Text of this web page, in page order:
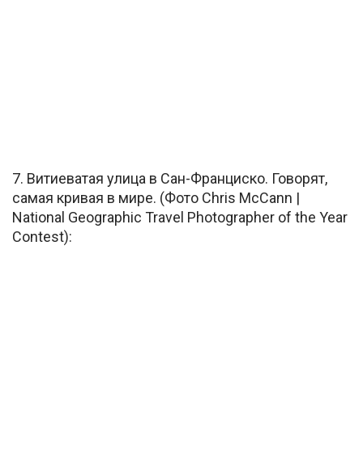
7. Витиеватая улица в Сан-Франциско. Говорят,
самая кривая в мире. (Фото Chris McCann |
National Geographic Travel Photographer of the Year
Contest):